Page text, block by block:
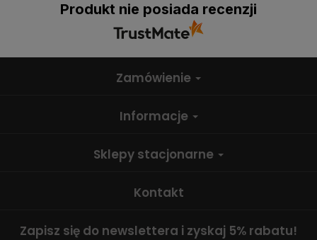
Produkt nie posiada recenzji
Zamówienie
Informacje
Sklepy stacjonarne
Kontakt
Zapisz się do newslettera i zyskaj 5% rabatu!